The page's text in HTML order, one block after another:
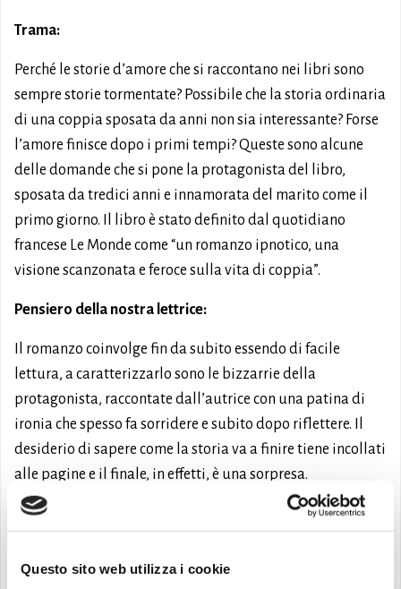
Questo sito web utilizza i cookie
Trama:
Perché le storie d’amore che si raccontano nei libri sono
sempre storie tormentate? Possibile che la storia ordinaria
di una coppia sposata da anni non sia interessante? Forse
l’amore finisce dopo i primi tempi? Queste sono alcune
delle domande che si pone la protagonista del libro,
sposata da tredici anni e innamorata del marito come il
primo giorno. Il libro è stato definito dal quotidiano
francese Le Monde come “un romanzo ipnotico, una
visione scanzonata e feroce sulla vita di coppia”.
Pensiero della nostra lettrice:
Il romanzo coinvolge fin da subito essendo di facile
lettura, a caratterizzarlo sono le bizzarrie della
protagonista, raccontate dall’autrice con una patina di
ironia che spesso fa sorridere e subito dopo riflettere. Il
desiderio di sapere come la storia va a finire tiene incollati
alle pagine e il finale, in effetti, è una sorpresa.
Consigliato!
Prenotalo ora